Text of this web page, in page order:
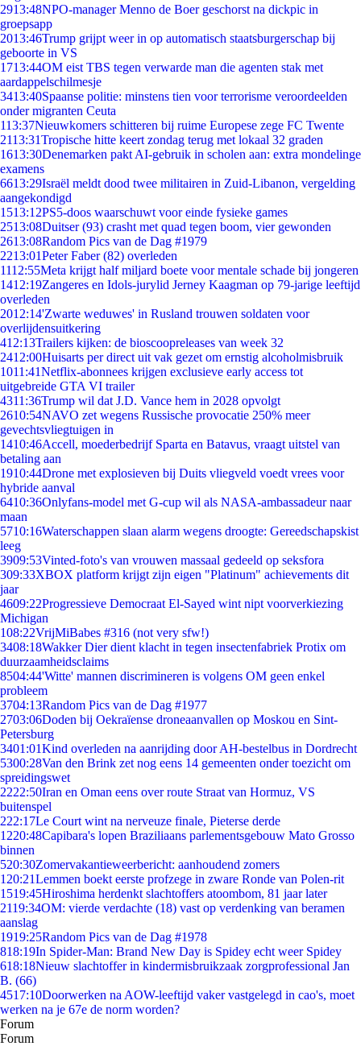
2913:48NPO-manager Menno de Boer geschorst na dickpic in
groepsapp
2013:46Trump grijpt weer in op automatisch staatsburgerschap bij
geboorte in VS
1713:44OM eist TBS tegen verwarde man die agenten stak met
aardappelschilmesje
3413:40Spaanse politie: minstens tien voor terrorisme veroordeelden
onder migranten Ceuta
113:37Nieuwkomers schitteren bij ruime Europese zege FC Twente
2113:31Tropische hitte keert zondag terug met lokaal 32 graden
1613:30Denemarken pakt AI-gebruik in scholen aan: extra mondelinge
examens
6613:29Israël meldt dood twee militairen in Zuid-Libanon, vergelding
aangekondigd
1513:12PS5-doos waarschuwt voor einde fysieke games
2513:08Duitser (93) crasht met quad tegen boom, vier gewonden
2613:08Random Pics van de Dag #1979
2213:01Peter Faber (82) overleden
1112:55Meta krijgt half miljard boete voor mentale schade bij jongeren
1412:19Zangeres en Idols-jurylid Jerney Kaagman op 79-jarige leeftijd
overleden
2012:14'Zwarte weduwes' in Rusland trouwen soldaten voor
overlijdensuitkering
412:13Trailers kijken: de bioscoopreleases van week 32
2412:00Huisarts per direct uit vak gezet om ernstig alcoholmisbruik
1011:41Netflix-abonnees krijgen exclusieve early access tot
uitgebreide GTA VI trailer
4311:36Trump wil dat J.D. Vance hem in 2028 opvolgt
2610:54NAVO zet wegens Russische provocatie 250% meer
gevechtsvliegtuigen in
1410:46Accell, moederbedrijf Sparta en Batavus, vraagt uitstel van
betaling aan
1910:44Drone met explosieven bij Duits vliegveld voedt vrees voor
hybride aanval
6410:36Onlyfans-model met G-cup wil als NASA-ambassadeur naar
maan
5710:16Waterschappen slaan alarm wegens droogte: Gereedschapskist
leeg
3909:53Vinted-foto's van vrouwen massaal gedeeld op seksfora
309:33XBOX platform krijgt zijn eigen "Platinum" achievements dit
jaar
4609:22Progressieve Democraat El-Sayed wint nipt voorverkiezing
Michigan
108:22VrijMiBabes #316 (not very sfw!)
3408:18Wakker Dier dient klacht in tegen insectenfabriek Protix om
duurzaamheidsclaims
8504:44'Witte' mannen discrimineren is volgens OM geen enkel
probleem
3704:13Random Pics van de Dag #1977
2703:06Doden bij Oekraïense droneaanvallen op Moskou en Sint-
Petersburg
3401:01Kind overleden na aanrijding door AH-bestelbus in Dordrecht
5300:28Van den Brink zet nog eens 14 gemeenten onder toezicht om
spreidingswet
2222:50Iran en Oman eens over route Straat van Hormuz, VS
buitenspel
222:17Le Court wint na nerveuze finale, Pieterse derde
1220:48Capibara's lopen Braziliaans parlementsgebouw Mato Grosso
binnen
520:30Zomervakantieweerbericht: aanhoudend zomers
1 20:21Lemmen boekt eerste profzege in zware Ronde van Polen-rit
1519:45Hiroshima herdenkt slachtoffers atoombom, 81 jaar later
2119:34OM: vierde verdachte (18) vast op verdenking van beramen
aanslag
1919:25Random Pics van de Dag #1978
818:19In Spider-Man: Brand New Day is Spidey echt weer Spidey
618:18Nieuw slachtoffer in kindermisbruikzaak zorgprofessional Jan
B. (66)
4517:10Doorwerken na AOW-leeftijd vaker vastgelegd in cao's, moet
werken na je 67e de norm worden?
Forum
Forum